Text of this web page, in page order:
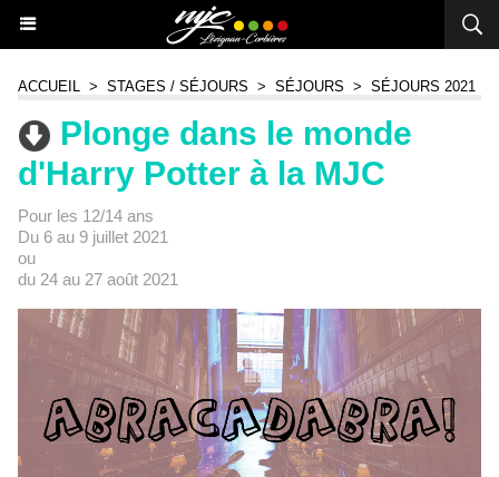
ACCUEIL > STAGES / SÉJOURS > SÉJOURS > SÉJOURS 2021
Plonge dans le monde
d'Harry Potter à la MJC
Pour les 12/14 ans
Du 6 au 9 juillet 2021
ou
du 24 au 27 août 2021